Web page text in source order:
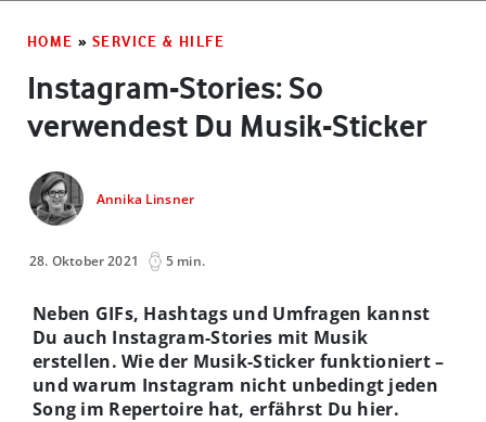
HOME » SERVICE & HILFE
Instagram-Stories: So
verwendest Du Musik-Sticker
Annika Linsner
28. Oktober 2021 5 min.
Neben GIFs, Hashtags und Umfragen kannst
Du auch Instagram-Stories mit Musik
erstellen. Wie der Musik-Sticker funktioniert –
und warum Instagram nicht unbedingt jeden
Song im Repertoire hat, erfährst Du hier.